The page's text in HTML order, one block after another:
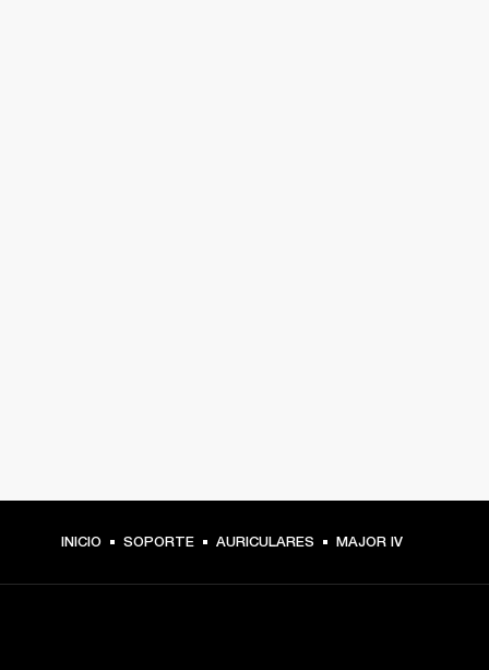
INICIO SOPORTE AURICULARES MAJOR IV